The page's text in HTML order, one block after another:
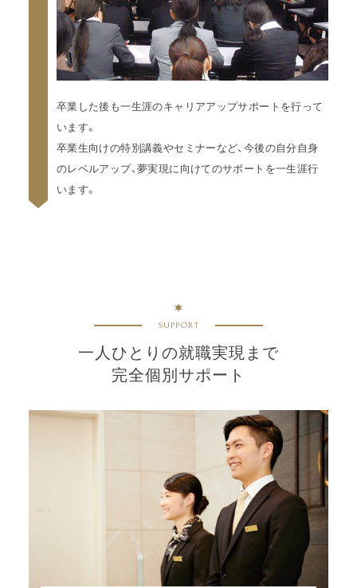
卒業した後も一生涯のキャリアアップサポートを行って
います。
卒業生向けの特別講義やセミナーなど、今後の自分自身
のレベルアップ、夢実現に向けてのサポートを一生涯行
います。
SUPPORT
一人ひとりの就職実現まで
完全個別サポート